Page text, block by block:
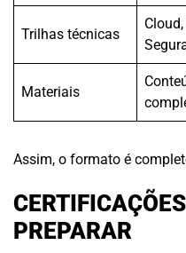
Trilhas técnicas
Materiais
Assim, o formato é
PREPARAR